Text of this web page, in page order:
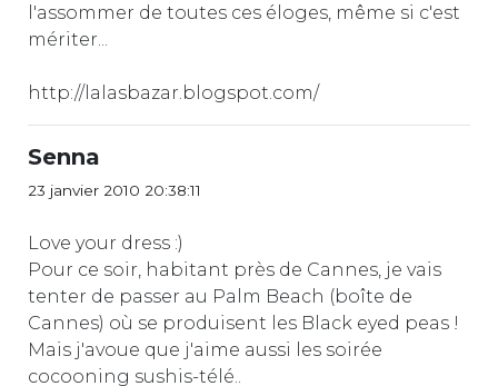
l'assommer de toutes ces éloges, même si c'est
mériter...
http://lalasbazar.blogspot.com/
Senna
23 janvier 2010 20:38:11
Love your dress :)
Pour ce soir, habitant près de Cannes, je vais
tenter de passer au Palm Beach (boîte de
Cannes) où se produisent les Black eyed peas !
Mais j'avoue que j'aime aussi les soirée
cocooning sushis-télé..